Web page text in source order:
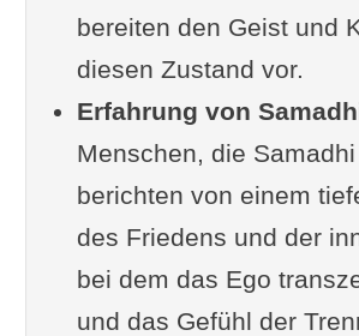
b) Vicara (I-17):
Nachdenken/
Savicara (I-44) -
Samprajnata-
Stufe
Nirvicara (I-44)-
Samprajnata-
Stufe
bereiten den Geist und
diesen Zustand vor.
Erfahrung von
Menschen, die
berichten von einem
des Friedens und der
bei dem das Ego
und das Gefühl der